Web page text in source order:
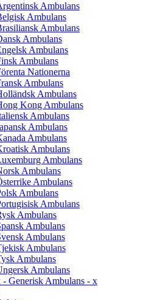
Ambulans
Ambulans
Ambulans
Ambulans
Ambulans
Ambulans
Nationerna
Ambulans
Ambulans
Kong Ambulans
Ambulans
Ambulans
Ambulans
Ambulans
Ambulans
Ambulans
Ambulans
Ambulans
Ambulans
Ambulans
Ambulans
Ambulans
Ambulans
Ambulans
Ambulans
- Generisk Ambulans - x